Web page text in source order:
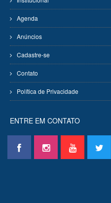
Agenda
Anúncios
Cadastre-se
Contato
Política de Privacidade
ENTRE EM CONTATO